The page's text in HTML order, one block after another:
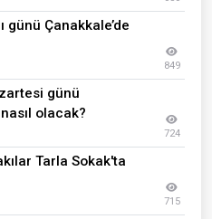
günü Çanakkale’de
849
günü
olacak?
724
Tarla Sokak'ta
715